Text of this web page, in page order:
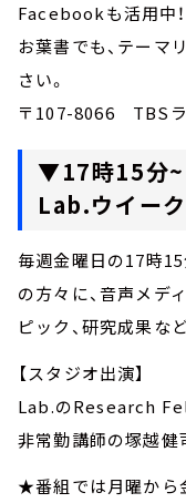
Facebookも活用中！
お葉書でも、テーマ
さい。
〒107-8066 TBSラ
▼17時15分
Lab.ウイー
毎週金曜日の17時
の方々に、音声メデ
ピック、研究成果な
【スタジオ出演】
Lab.のResearch
非常勤講師の塚越健
★番組では月曜から